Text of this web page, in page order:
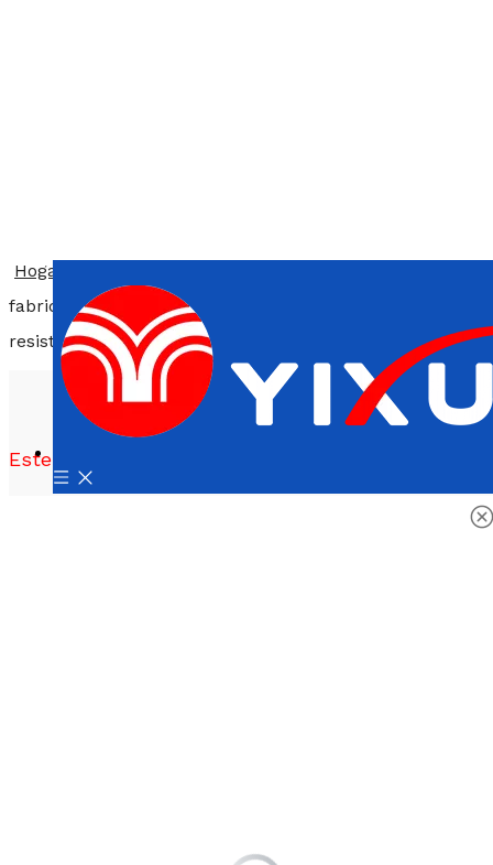
Hogar
fabricante de moldes de plástico Material PP de cierre
resistente al niño con diferente color
Este producto ha sido fuera de la plataforma!